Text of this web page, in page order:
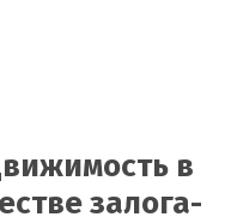
в
залога-